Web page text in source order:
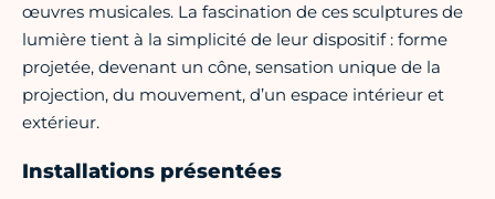
œuvres musicales. La fascination de ces sculptures de
lumière tient à la simplicité de leur dispositif : forme
projetée, devenant un cône, sensation unique de la
projection, du mouvement, d’un espace intérieur et
extérieur.
Installations présentées